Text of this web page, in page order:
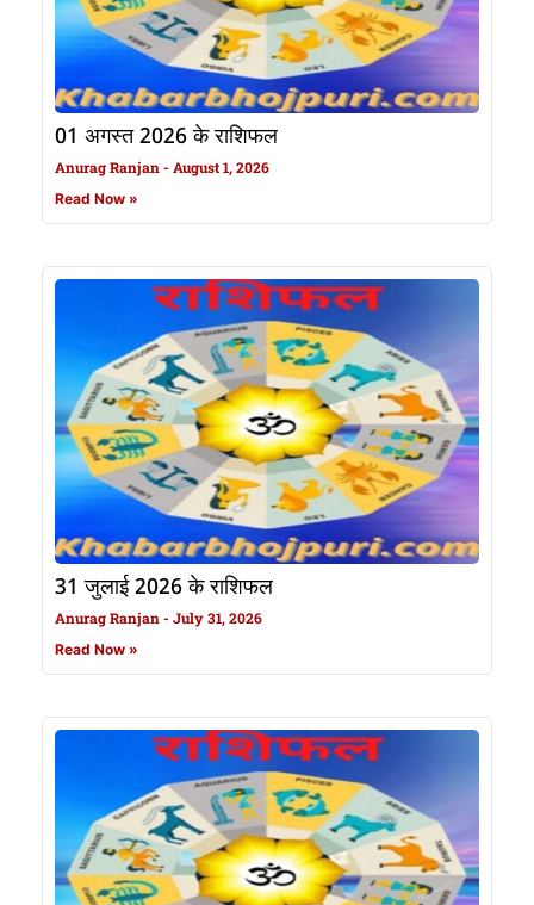
01 अगस्त 2026 के राशिफल
Anurag Ranjan August 1, 2026
Read Now »
31 जुलाई 2026 के राशिफल
Anurag Ranjan July 31, 2026
Read Now »